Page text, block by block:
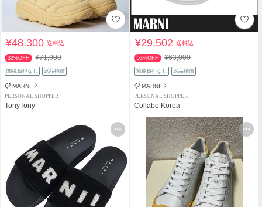
¥48,300送料込
32%OFF ¥71,900
関税負担なし 返品補償
MARNI
PERSONAL SHOPPER
TonyTony
¥29,502送料込
53%OFF ¥63,000
関税負担なし 返品補償
MARNI
PERSONAL SHOPPER
Collabo Korea